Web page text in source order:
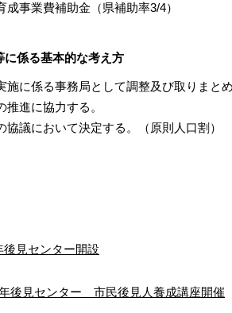
成事業費補助金（県補助率3/4）
係る基本的な考え方
施に係る事務局として調整及び取りまと
推進に協力する。
協議において決定する。（原則人口割）
後見センター開設
後見センター 市民後見人養成講座開催